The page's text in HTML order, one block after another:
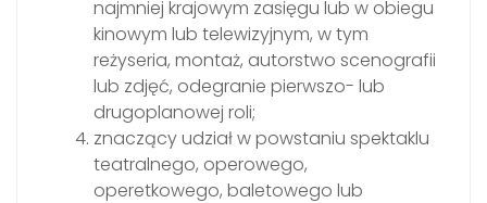
najmniej krajowym zasięgu lub w obiegu
kinowym lub telewizyjnym, w tym
reżyseria, montaż, autorstwo scenografii
lub zdjęć, odegranie pierwszo- lub
drugoplanowej roli;
znaczący udział w powstaniu spektaklu
teatralnego, operowego,
operetkowego, baletowego lub